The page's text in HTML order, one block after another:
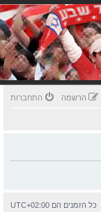
התחברות הרשמה
כל הזמנים הם UTC+02:00